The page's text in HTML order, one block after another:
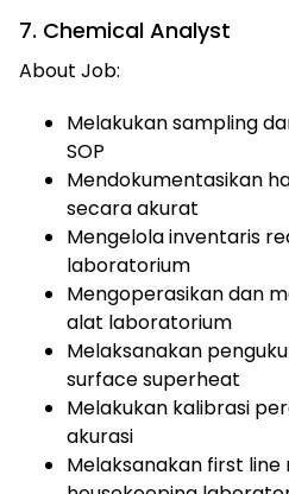
7. Chemical Analyst
About Job:
Melakukan sampling
SOP
Mendokumentasikan
secara akurat
Mengelola inventaris
laboratorium
Mengoperasikan dan
alat laboratorium
Melaksanakan
surface superheat
Melakukan kalibrasi
akurasi
Melaksanakan first